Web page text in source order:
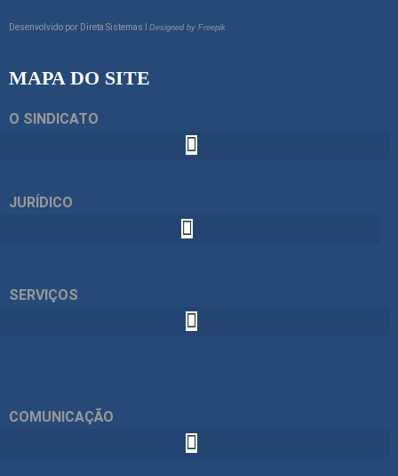
Desenvolvido por Direta Sistemas I Designed by Freepik
MAPA DO SITE
O SINDICATO
JURÍDICO
SERVIÇOS
COMUNICAÇÃO